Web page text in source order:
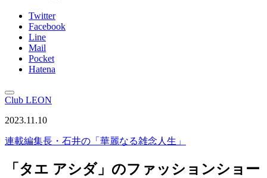
Twitter
Facebook
Line
Mail
Pocket
Hatena
Club LEON
2023.11.10
連載編集長・石井の「華麗なる雑念人生」
「タエ アシダ」のファッションショー